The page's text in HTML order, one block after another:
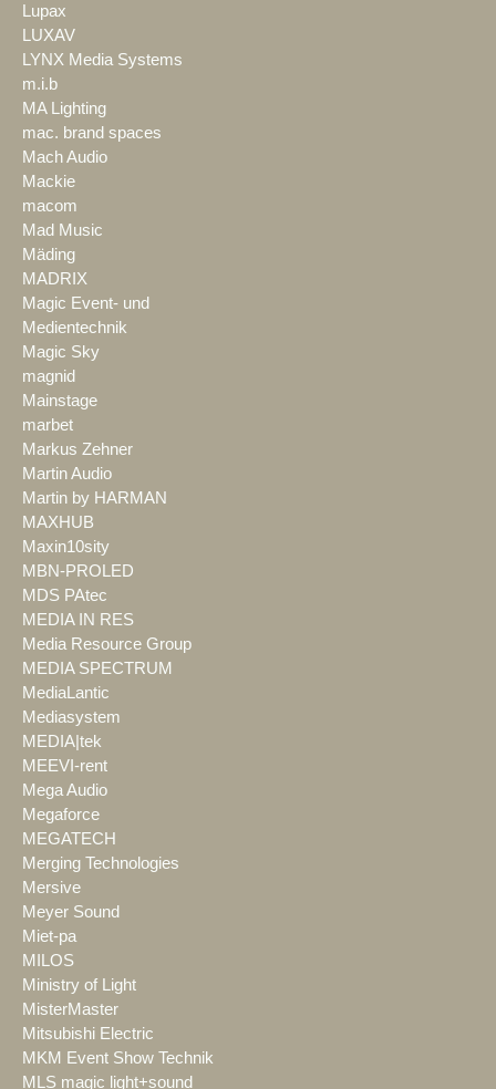
Lupax
LUXAV
LYNX Media Systems
m.i.b
MA Lighting
mac. brand spaces
Mach Audio
Mackie
macom
Mad Music
Mäding
MADRIX
Magic Event- und
Medientechnik
Magic Sky
magnid
Mainstage
marbet
Markus Zehner
Martin Audio
Martin by HARMAN
MAXHUB
Maxin10sity
MBN-PROLED
MDS PAtec
MEDIA IN RES
Media Resource Group
MEDIA SPECTRUM
MediaLantic
Mediasystem
MEDIA|tek
MEEVI-rent
Mega Audio
Megaforce
MEGATECH
Merging Technologies
Mersive
Meyer Sound
Miet-pa
MILOS
Ministry of Light
MisterMaster
Mitsubishi Electric
MKM Event Show Technik
MLS magic light+sound